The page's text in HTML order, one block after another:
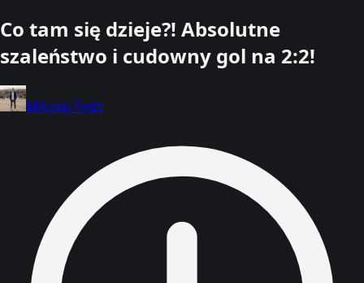
Co tam się dzieje?! Absolutne
szaleństwo i cudowny gol na 2:2!
Mikołaj Rydz